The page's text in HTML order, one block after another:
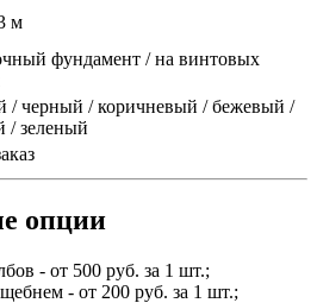
м
фундамент / на винтовых
/ черный / коричневый / бежевый /
/ зеленый
опции
- от 500 руб. за 1 шт.;
- от 200 руб. за 1 шт.;